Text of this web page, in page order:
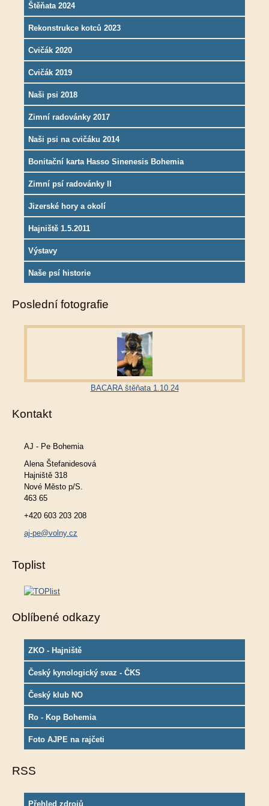
Štěňata 2024
Rekonstrukce kotců 2023
Cvičák 2020
Cvičák 2019
Naši psi 2018
Zimní radovánky 2017
Naši psi na cvičáku 2014
Bonitační karta Hasso Sinenesis Bohemia
Zimní psí radovánky II
Jizerské hory a okolí
Hajniště 1.5.2011
Výstavy
Naše psí historie
Poslední fotografie
BACARA štěňata 1.10.24
Kontakt
AJ - Pe Bohemia
Alena Štefanidesová
Hajniště 318
Nové Město p/S.
463 65
+420 603 203 208
aj-pe@volny.cz
Toplist
Oblíbené odkazy
ZKO - Hajniště
Český kynologický svaz - ČKS
Český klub NO
Ro - Kop Bohemia
Foto AJPE na rajčeti
RSS
Přehled zdrojů